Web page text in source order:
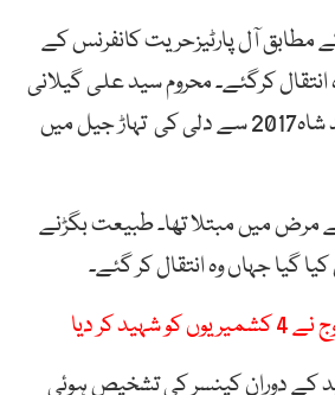
آل پارٹیزحریت کانفرنس کے
کرگئے۔ محروم سید علی گیلانی
کے داماد الطاف احمد شاہ2017 سے دلی کی تہاڑ جیل میں
مرض میں مبتلا تھا۔ طبیعت بگڑنے
گیا جہاں وہ انتقال کر گئے۔
شہید کر دیا
کے دوران کینسر کی تشخیص ہوئی